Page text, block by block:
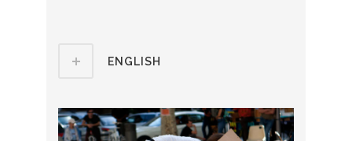
ENGLISH